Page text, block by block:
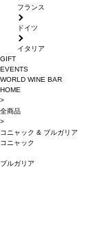
フランス
ドイツ
イタリア
GIFT
EVENTS
WORLD WINE BAR
HOME
>
全商品
>
コニャック & ブルガリア
コニャック
ブルガリア